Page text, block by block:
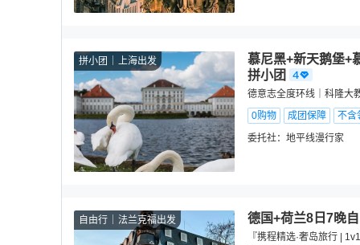
拼小团 上海出发
慕尼黑+新天鹅堡+
拼小团
德意志全度环线｜科隆大
0购物
成团保障
不含
委托社： 地平线漫行家
自由行 法兰克福出发 德国+荷兰8日7晚
『携程精选·奢岛旅行 |